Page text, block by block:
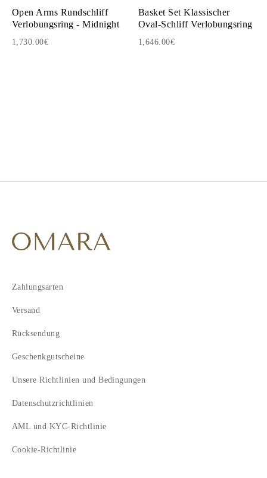
Open Arms Rundschliff
Verlobungsring - Midnight
1,730.00€
Basket Set Klassischer
Oval-Schliff Verlobungsring
1,646.00€
7
11
14
16
Zahlungsarten
Versand
Rücksendung
Geschenkgutscheine
Unsere Richtlinien und Bedingungen
Datenschutzrichtlinien
AML und KYC-Richtlinie
Cookie-Richtlinie